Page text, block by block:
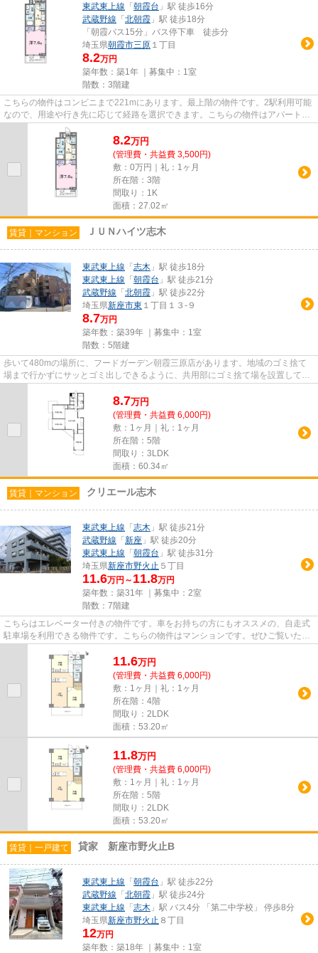
東武東上線 「 朝霞台 」駅 徒歩16分
武蔵野線 「 北朝霞 」駅 徒歩18分
「朝霞バス15分」バス停下車 徒歩分
埼玉県朝霞市三原 １丁目
8.2万円
築年数：築1年 ｜募集中： 1室
階数：3階建
こちらの物件はコンビニまで221mにあります。最上階の物件です。2駅利用可能
なので、用途や行き先に応じて経路を選択できます。こちらの物件はアパートで
す。お好みの物件がお決まりで...
8.2万円
(管理費・共益費 3,500円)
敷：0万円｜礼：1ヶ月
所在階：3階
間取り：1K
面積：27.02㎡
賃貸｜マンション ＪＵＮハイツ志木
東武東上線 「 志木 」駅 徒歩18分
東武東上線 「 朝霞台 」駅 徒歩21分
武蔵野線 「 北朝霞 」駅 徒歩22分
埼玉県新座市東 １丁目１３-９
8.7万円
築年数：築39年 ｜募集中： 1室
階数：5階建
歩いて480mの場所に、フードガーデン朝霞三原店があります。地域のゴミ捨て
場まで行かずにサッとゴミ出しできるように、共用部にゴミ捨て場を設置してお
8.7万円
(管理費・共益費 6,000円)
敷：1ヶ月｜礼：1ヶ月
所在階：5階
間取り：3LDK
面積：60.34㎡
賃貸｜マンション クリエール志木
東武東上線 「 志木 」駅 徒歩21分
武蔵野線 「 新座 」駅 徒歩20分
東武東上線 「 朝霞台 」駅 徒歩31分
埼玉県新座市野火止 ５丁目
11.6万円～ 11.8万円
築年数：築31年 ｜募集中： 2室
階数：7階建
こちらはエレベーター付きの物件です。車をお持ちの方にもオススメの、自走式
駐車場を利用できる物件です。こちらの物件はマンションです。ぜひご覧いただ
11.6万円
(管理費・共益費 6,000円)
敷：1ヶ月｜礼：1ヶ月
所在階：4階
間取り：2LDK
面積：53.20㎡
11.8万円
(管理費・共益費 6,000円)
敷：1ヶ月｜礼：1ヶ月
所在階：5階
間取り：2LDK
面積：53.20㎡
賃貸｜一戸建て 貸家 新座市野火止B
東武東上線 「 朝霞台 」駅 徒歩22分
武蔵野線 「 北朝霞 」駅 徒歩24分
東武東上線 「 志木 」駅 バス4分 「第二中学校」 停歩8分
埼玉県新座市野火止 ８丁目
12万円
築年数：築18年 ｜募集中： 1室